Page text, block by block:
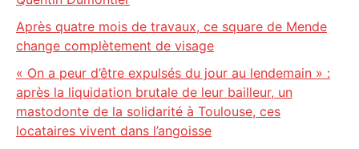
Après quatre mois de travaux, ce square de Mende
change complètement de visage
« On a peur d’être expulsés du jour au lendemain » :
après la liquidation brutale de leur bailleur, un
mastodonte de la solidarité à Toulouse, ces
locataires vivent dans l’angoisse